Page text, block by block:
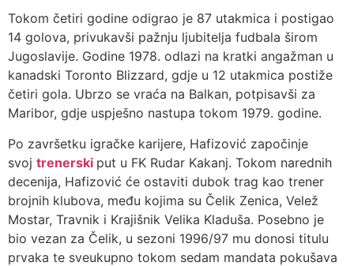
Tokom četiri godine odigrao je 87 utakmica i postigao
14 golova, privukavši pažnju ljubitelja fudbala širom
Jugoslavije. Godine 1978. odlazi na kratki angažman u
kanadski Toronto Blizzard, gdje u 12 utakmica postiže
četiri gola. Ubrzo se vraća na Balkan, potpisavši za
Maribor, gdje uspješno nastupa tokom 1979. godine.
Po završetku igračke karijere, Hafizović započinje
svoj trenerski put u FK Rudar Kakanj. Tokom narednih
decenija, Hafizović će ostaviti dubok trag kao trener
brojnih klubova, među kojima su Čelik Zenica, Velež
Mostar, Travnik i Krajišnik Velika Kladuša. Posebno je
bio vezan za Čelik, u sezoni 1996/97 mu donosi titulu
prvaka te sveukupno tokom sedam mandata pokušava